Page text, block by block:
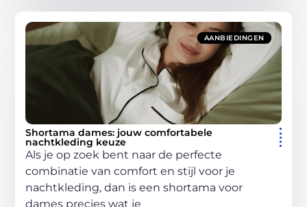
AANBIEDINGEN
Shortama dames: jouw comfortabele
nachtkleding keuze
Als je op zoek bent naar de perfecte
combinatie van comfort en stijl voor je
nachtkleding, dan is een shortama voor
dames precies wat je